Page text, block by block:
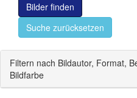
Bilder finden
Suche zurücksetzen
Filtern nach Bildautor, Format,
Bildfarbe